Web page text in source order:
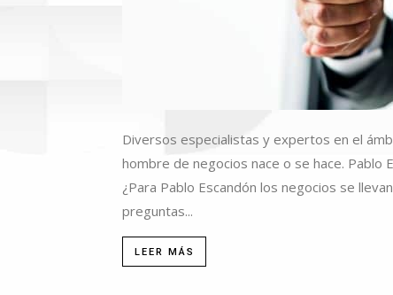
Diversos especialistas y expertos en el
hombre de negocios nace o se hace.
¿Para Pablo Escandón los negocios se
preguntas...
LEER MÁS